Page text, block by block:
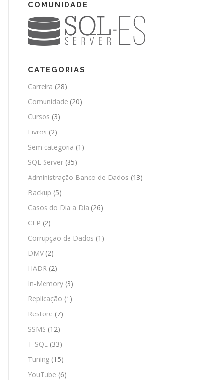
COMUNIDADE
CATEGORIAS
Carreira (28)
Comunidade (20)
Cursos (3)
Livros (2)
Sem categoria (1)
SQL Server (85)
Administração Banco de Dados (13)
Backup (5)
Casos do Dia a Dia (26)
CEP (2)
Corrupção de Dados (1)
DMV (2)
HADR (2)
In-Memory (3)
Replicação (1)
Restore (7)
SSMS (12)
T-SQL (33)
Tuning (15)
YouTube (6)